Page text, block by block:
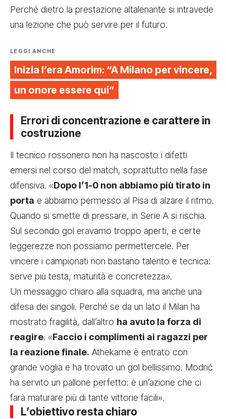
Perché dietro la prestazione altalenante si intravede
una lezione che può servire per il futuro.
LEGGI ANCHE
Inizia l’era Amorim: “A Milano per vincere,
un onore essere qui”
Errori di concentrazione e carattere in
costruzione
Il tecnico rossonero non ha nascosto i difetti
emersi nel corso del match, soprattutto nella fase
difensiva. «Dopo l’1-0 non abbiamo più tirato in
porta e abbiamo permesso al Pisa di alzare il ritmo.
Quando si smette di pressare, in Serie A si rischia.
Sul secondo gol eravamo troppo aperti, e certe
leggerezze non possiamo permettercele. Per
vincere i campionati non bastano talento e tecnica:
serve più testa, maturità e concretezza».
Un messaggio chiaro alla squadra, ma anche una
difesa dei singoli. Perché se da un lato il Milan ha
mostrato fragilità, dall’altro ha avuto la forza di
reagire. «Faccio i complimenti ai ragazzi per
la reazione finale. Athekame è entrato con
grande voglia e ha trovato un gol bellissimo. Modrić
ha servito un pallone perfetto: è un’azione che ci
farà maturare più di tante vittorie facili».
L’obiettivo resta chiaro